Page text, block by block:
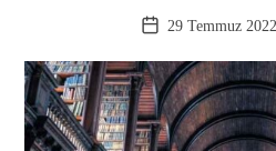
29 Temmuz 2022